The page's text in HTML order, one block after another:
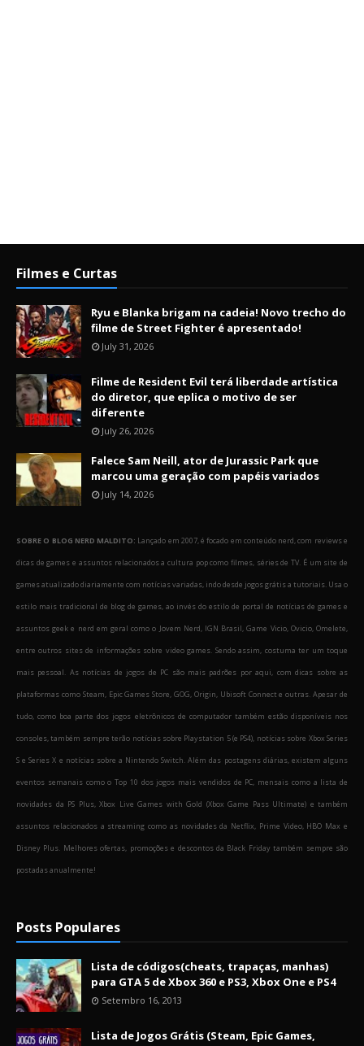
Filmes e Curtas
Ryu e Blanka brigam na cadeia! Novo trecho do
filme de Street Fighter é apresentado!
July 31, 2026
Filme de Resident Evil terá liberdade artística
do diretor, que eplica o motivo de ser
diferente
July 26, 2026
Falece Sam Neill, ator de Jurassic Park que
marcou uma geração com papéis variados
July 14, 2026
SOBRE O BLOG NERD MALDITO: Lançado em 2007, é focado em conteúdo nerd, com reviews e
dicas de games e assuntos relacionados a cultura pop como filmes, séries de TV. É um site de
games atualizado diariamente com notícias variadas, indo desde jogos grátis a tutoriais. Usa o
estilo mais tradicional de blog de games, ao invés do estilo de portal de notícias de games e
assuntos geek e nerd em geral como o Jovem Nerd, IGN Brasil, Game Vicio, Ovicio, Omelete,
entre outros sites de informações sobre video games. Sendo assim, costuma ter um toque
mais pessoal. As notícias de jogos de PC são mais padrões por aqui, com dicas sobre as
plataformas como Steam, Epic Games Store, GOG, Origin, Ubisoft Connect e outras. Apesar de
tudo, como boa parte dos jogos eletrônicos de computador também estão disponíveis nos
consoles, também sempre terão notícias sobre Playstation 5 (e PS4), notícias sobre Xbox Series
S e Series X e notícias sobre a Nintendo Switch. Além das postagens diárias, existem alguns
eventos semanais como o Top 10 dos jogos mais vendidos de PC, mensais como a lista de
novidades da PS Plus, Xbox Live Games with Gold (Xbox Game Pass Ultimate) e também
assuntos relacionados a streaming como as novidades da Netflix, Prime Video, HBO Max e
Disney Plus. Melhores ofertas, promoções e descontos da Black Friday também sempre são
postadas anualmente!
Posts Populares
Lista de códigos(cheats, trapaças, manhas)
para GTA 5 de Xbox 360 e PS3, Xbox One e PS4
Setembro 16, 2013
Lista de Jogos Grátis (Steam, Epic Games,